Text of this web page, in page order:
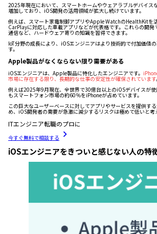
2025年現在において、スマートホームやウェアラブルデバイス
増加しており、iOS開発の活用領域が拡大し続けています。
例えば、スマート家電制御アプリやApple WatchのHealthKitを
CarPlayに対応した車載アプリなどが代表格です。これらの開
通信など、ハードウェア寄りの知識を習得できます。
IoT分野の成長により、iOSエンジニアはより技術的で付加価値
す。
Apple製品がなくならない限り需要がある
iOSエンジニアは、Apple製品に特化したエンジニアです。
市場に存在する限り、長期的な仕事の安定性が確保されています
例えば2025年9月現在、全世界で30億台以上のiOSデバイスが
もスマートフォン市場の約60％をiPhoneが占めています。
この巨大なユーザーベースに対してアプリやサービスを提供す
め、iOS開発者の需要が急激に減少するリスクは極めて低いと考
ITエンジニア転職のプロに
今すぐ無料で相談する
iOSエンジニアをきついと感じない人の特